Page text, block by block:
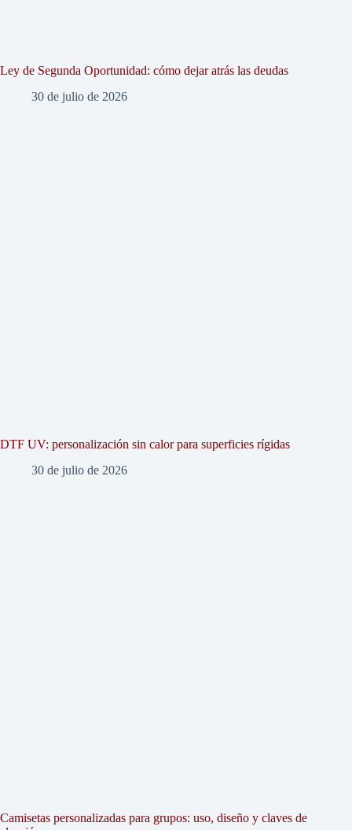
Ley de Segunda Oportunidad: cómo dejar atrás las deudas
30 de julio de 2026
DTF UV: personalización sin calor para superficies rígidas
30 de julio de 2026
Camisetas personalizadas para grupos: uso, diseño y claves de